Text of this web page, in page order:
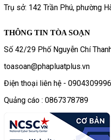
Trụ sở: 142 Trần Phú, phường
THÔNG TIN TÒA SOẠN
Số 42/29 Phố Nguyễn Chí
toasoan@phapluatplus.vn
Điện thoại liên hệ - 0904309996
Quảng cáo : 0867378789